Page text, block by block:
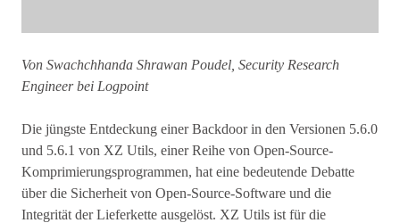
Von Swachchhanda Shrawan Poudel, Security Research
Engineer bei Logpoint
Die jüngste Entdeckung einer Backdoor in den Versionen 5.6.0
und 5.6.1 von XZ Utils, einer Reihe von Open-Source-
Komprimierungsprogrammen, hat eine bedeutende Debatte
über die Sicherheit von Open-Source-Software und die
Integrität der Lieferkette ausgelöst. XZ Utils ist für die